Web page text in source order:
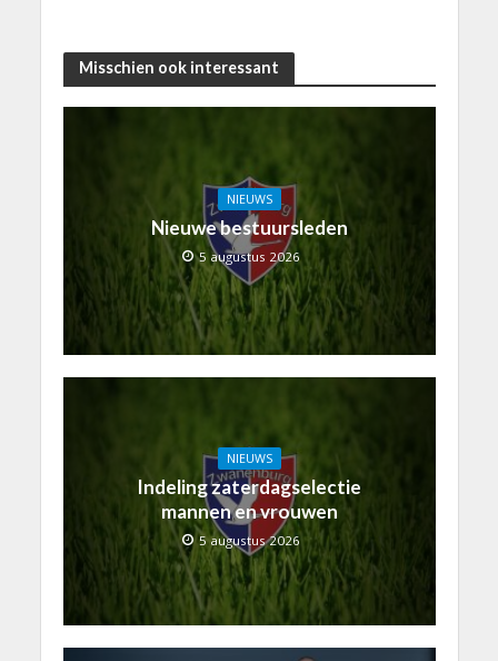
Misschien ook interessant
NIEUWS
Nieuwe bestuursleden
5 augustus 2026
NIEUWS
Indeling zaterdagselectie
mannen en vrouwen
5 augustus 2026